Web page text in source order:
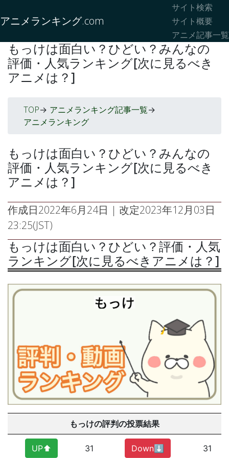
アニメランキング.com
サイト検索
サイト概要
アニメ記事一覧
もっけは面白い？ひどい？みんなの
評価・人気ランキング[次に見るべき
アニメは？]
TOP-> アニメランキング記事一覧->
アニメランキング
もっけは面白い？ひどい？みんなの
評価・人気ランキング[次に見るべき
アニメは？]
作成日2022年6月24日 | 改定2023年12月03日
23:25(JST)
もっけは面白い？ひどい？評価・人気
ランキング[次に見るべきアニメは？]
もっけの評判の投票結果
UP⬆︎ 31 Down⬇︎ 31